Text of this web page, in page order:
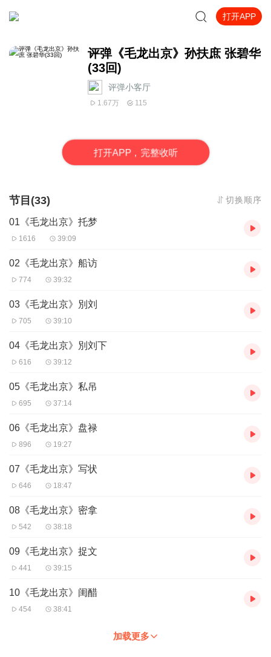
打开APP
评弹《毛龙出京》孙扶庶 张碧华
(33回)
评弹小客厅
1.67万 115
打开APP，完整收听
节目(33) 切换顺序
01《毛龙出京》托梦
1616 39:09
02《毛龙出京》船访
774 39:32
03《毛龙出京》別刘
705 39:10
04《毛龙出京》別刘下
616 39:12
05《毛龙出京》私吊
695 37:14
06《毛龙出京》盘禄
896 19:27
07《毛龙出京》写状
646 18:47
08《毛龙出京》密拿
542 38:18
09《毛龙出京》捉文
441 39:15
10《毛龙出京》闺醋
454 38:41
加载更多